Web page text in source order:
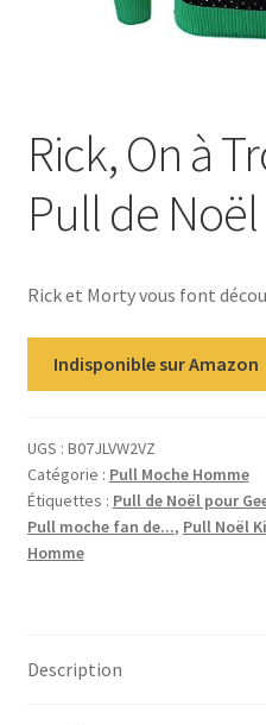
Rick, On à
Pull de
Rick et Morty vous font
Indisponible sur Amazon
UGS : B07JLVW2VZ
Catégorie : Pull Moche Homme
Étiquettes : Pull de Noël pour
Pull moche fan de..., Pull Noël
Homme
Description